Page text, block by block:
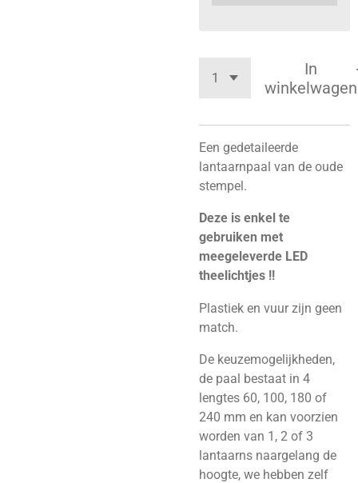
In
winkelwagen
Een gedetaileerde
lantaarnpaal van de oude
stempel.
Deze is enkel te
gebruiken met
meegeleverde LED
theelichtjes !!
Plastiek en vuur zijn geen
match.
De keuzemogelijkheden,
de paal bestaat in 4
lengtes 60, 100, 180 of
240 mm en kan voorzien
worden van 1, 2 of 3
lantaarns naargelang de
hoogte, we hebben zelf